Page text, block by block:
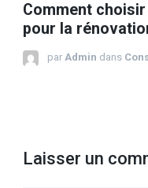
Comment
pour la
par Admin dans
Laisser un